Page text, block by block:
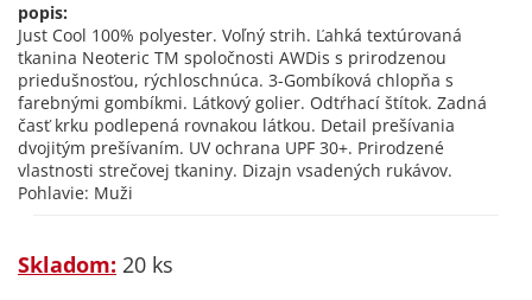
popis:
Just Cool 100% polyester. Voľný strih. Ľahká textúrovaná
tkanina Neoteric TM spoločnosti AWDis s prirodzenou
priedušnosťou, rýchloschnúca. 3-Gombíková chlopňa s
farebnými gombíkmi. Látkový golier. Odtŕhací štítok. Zadná
časť krku podlepená rovnakou látkou. Detail prešívania
dvojitým prešívaním. UV ochrana UPF 30+. Prirodzené
vlastnosti strečovej tkaniny. Dizajn vsadených rukávov.
Pohlavie: Muži
Skladom: 20 ks